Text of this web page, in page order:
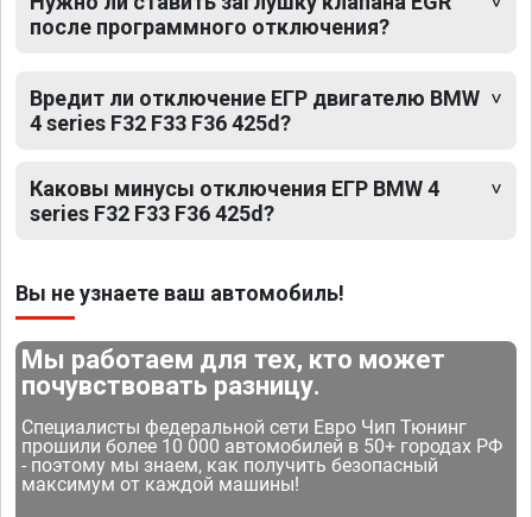
после программного отключения?
Вредит ли отключение ЕГР двигателю BMW
4 series F32 F33 F36 425d?
Каковы минусы отключения ЕГР BMW 4
series F32 F33 F36 425d?
Вы не узнаете ваш автомобиль!
Мы работаем для тех, кто может
почувствовать разницу.
Специалисты федеральной сети Евро Чип Тюнинг
прошили более 10 000 автомобилей в 50+ городах РФ
- поэтому мы знаем, как получить безопасный
максимум от каждой машины!